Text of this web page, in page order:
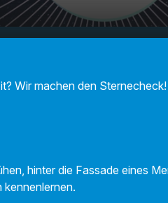
Wir machen den Sternecheck!
hinter die Fassade eines
kennenlernen.